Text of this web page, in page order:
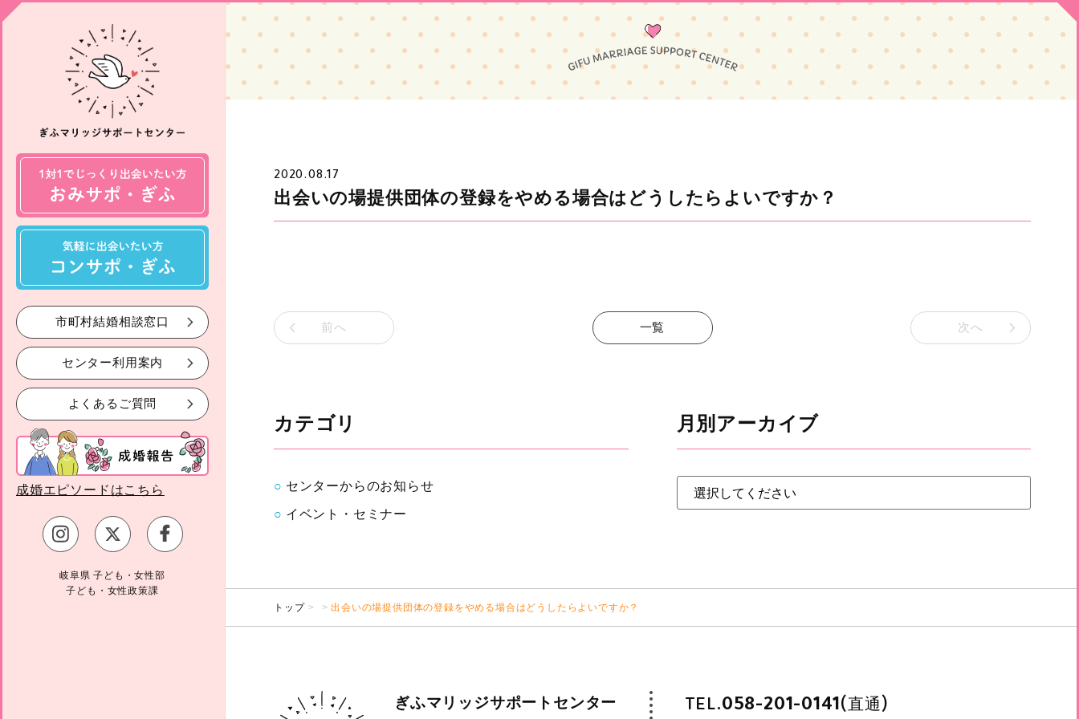
市町村結婚相談窓口
センター利用案内
よくあるご質問
成婚エピソードはこちら
岐阜県 子ども・女性部
子ども・女性政策課
2020.08.17
出会いの場提供団体の登録をやめる場合はどうしたらよいですか？
前へ 一覧 次へ
カテゴリ
センターからのお知らせ
イベント・セミナー
月別アーカイブ
トップ 出会いの場提供団体の登録をやめる場合はどうしたらよいですか？
ぎふマリッジサポートセンター TEL.058-201-0141(直通)